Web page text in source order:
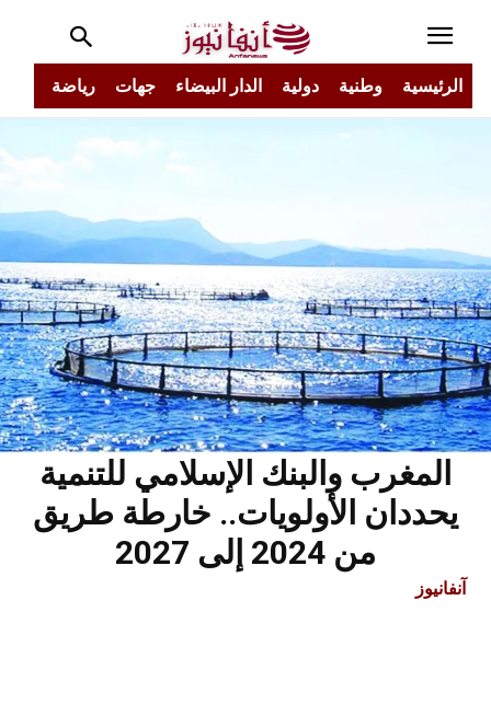
الرئيسية وطنية دولية الدار البيضاء جهات رياضة
المغرب والبنك الإسلامي للتنمية
يحددان الأولويات.. خارطة طريق
من 2024 إلى 2027
آنفانيوز